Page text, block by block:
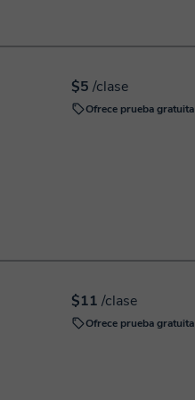
$5 /clase
Ofrece prueba gratuita
$11 /clase
Ofrece prueba gratuita